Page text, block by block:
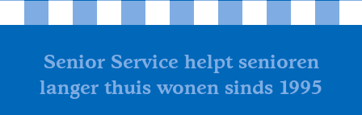
Senior Service helpt senioren
langer thuis wonen sinds 1995